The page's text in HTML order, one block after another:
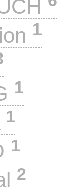
1
1
1
1
2